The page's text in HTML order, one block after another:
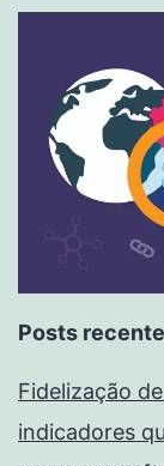
Posts
Fidelização
indicadores